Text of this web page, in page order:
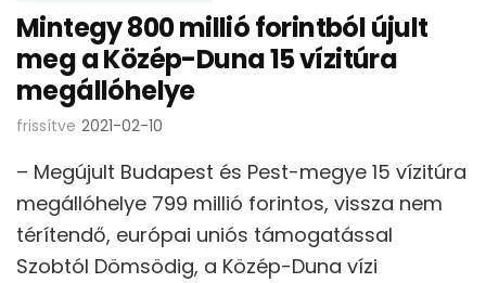
Mintegy 800 millió forintból újult
meg a Közép-Duna 15 vízitúra
megállóhelye
frissítve 2021-02-10
– Megújult Budapest és Pest-megye 15 vízitúra
megállóhelye 799 millió forintos, vissza nem
térítendő, európai uniós támogatással
Szobtól Dömsödig, a Közép-Duna vízi